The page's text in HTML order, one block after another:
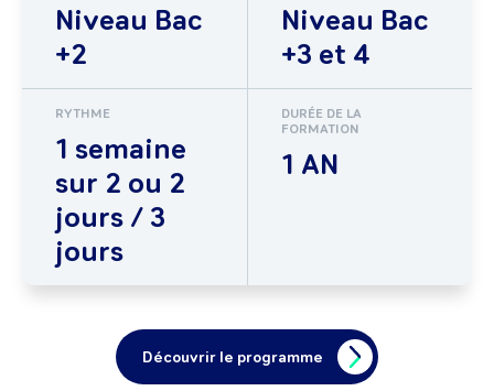
Niveau Bac
+2
Niveau Bac
+3 et 4
RYTHME
1 semaine
sur 2 ou 2
jours / 3
jours
DURÉE DE LA
FORMATION
1 AN
Découvrir le programme